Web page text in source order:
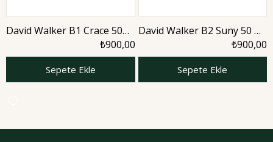
David Walker B1 Crace 50
ml Kadın Parfüm | Aromatic
₺900,00
Sepete Ekle
David Walker B2 Suny 50 ml
Kadın Parfüm | Aromatic
₺900,00
Sepete Ekle